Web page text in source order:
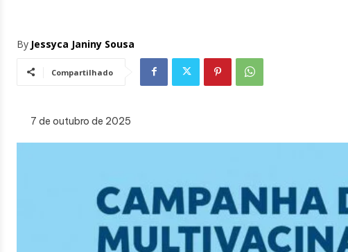
By Jessyca Janiny Sousa
Compartilhado
7 de outubro de 2025